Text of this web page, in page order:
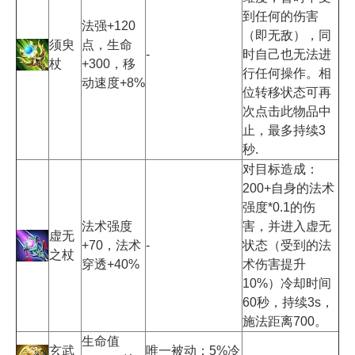
须臾
杖
法强+120
点，生命
+300，移
动速度+8%
-
到任何的伤害
（即无敌），同
时自己也无法进
行任何操作。相
位转移状态可再
次点击此物品中
止，最多持续3
秒.
虚无
之杖
法术强度
+70，法术
穿透+40%
-
对目标造成：
200+自身的法术
强度*0.1的伤
害，并进入虚无
状态（受到的法
术伤害提升
10%）冷却时间
60秒，持续3s，
施法距离700。
玄武
生命值
唯一被动：5%冷